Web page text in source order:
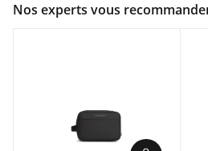
Nos experts vous